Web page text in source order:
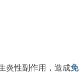
炎性副作用，造成免